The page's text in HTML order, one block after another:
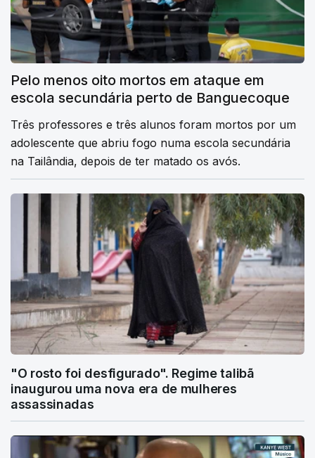
Pelo menos oito mortos em ataque em
escola secundária perto de Banguecoque
Três professores e três alunos foram mortos por um
adolescente que abriu fogo numa escola secundária
na Tailândia, depois de ter matado os avós.
"O rosto foi desfigurado". Regime talibã
inaugurou uma nova era de mulheres
assassinadas